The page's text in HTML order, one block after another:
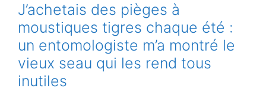
J’achetais des pièges à
moustiques tigres chaque été :
un entomologiste m’a montré le
vieux seau qui les rend tous
inutiles